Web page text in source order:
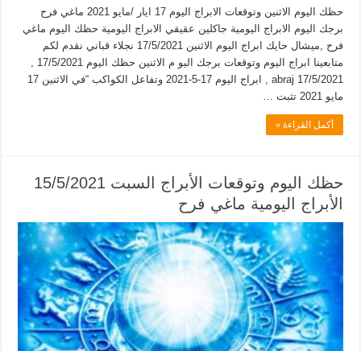
حظك اليوم الاثنين وتوقعات الابراج اليوم 17 ايار /مايو 2021 ماغي فرح
برجك اليوم الابراج اليومية جاكلين عقيقي الابراج اليومية حظك اليوم ماغي
فرح ,ميشال حايك ابراج اليوم الاثنين 17/5/2021 نجلاء قباني نقدم لكم
متابعينا ابراج اليوم وتوقعات برجك اليو م الاثنين حظك اليوم 17/5/2021 ,
abraj 17/5/2021 , ابراج اليوم 17-5-2021 وتفاعل الكواكب “في الاثنين 17
مايو 2021 تثبت …
أكمل القراءة »
حظك اليوم وتوقعات الأبراج السبت 15/5/2021
الأبراج اليومية ماغي فرح